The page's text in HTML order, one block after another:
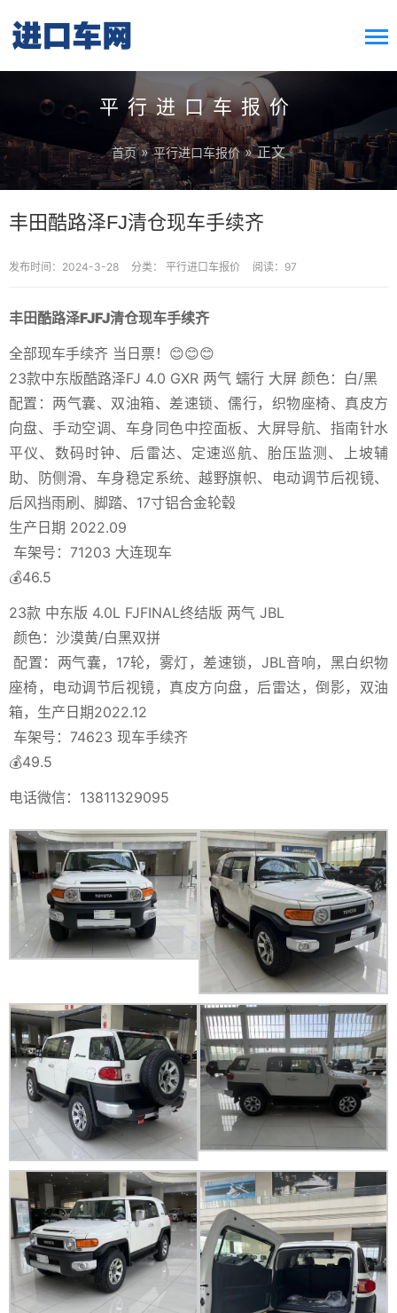
平行进口车报价
首页 »平行进口车报价» 正文
丰田酷路泽FJ清仓现车手续齐
发布时间：2024-3-28 分类： 平行进口车报价 阅读：97
丰田酷路泽FJFJ清仓现车手续齐
全部现车手续齐 当日票！😊😊😊
23款中东版酷路泽FJ 4.0 GXR 两气 蠕行 大屏 颜色：白/黑
配置：两气囊、双油箱、差速锁、儒行，织物座椅、真皮方
向盘、手动空调、车身同色中控面板、大屏导航、指南针水
平仪、数码时钟、后雷达、定速巡航、胎压监测、上坡辅
助、防侧滑、车身稳定系统、越野旗帜、电动调节后视镜、
后风挡雨刷、脚踏、17寸铝合金轮毂
生产日期 2022.09
车架号：71203 大连现车
💰46.5
23款 中东版 4.0L FJFINAL终结版 两气 JBL
颜色：沙漠黄/白黑双拼
配置：两气囊，17轮，雾灯，差速锁，JBL音响，黑白织物
座椅，电动调节后视镜，真皮方向盘，后雷达，倒影，双油
箱，生产日期2022.12
车架号：74623 现车手续齐
💰49.5
电话微信：13811329095